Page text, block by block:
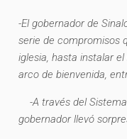
-El gobernador de
serie de compromisos
iglesia, hasta instalar
arco de bienvenida,
-A través del Sistema
gobernador llevó